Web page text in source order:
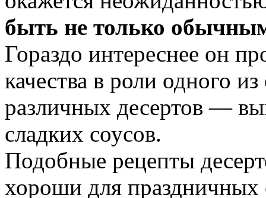
быть не только
Гораздо интереснее он
качества в роли одного
различных десертов —
сладких соусов.
Подобные рецепты
хороши для праздничных